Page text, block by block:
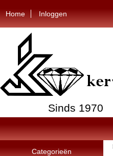
Home Inloggen
Sinds 1970
Categorieën